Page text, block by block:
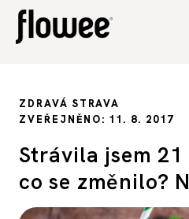
ZDRAVÁ STRAVA
ZVEŘEJNĚNO: 11. 8. 2017
Strávila jsem
co se změnilo?